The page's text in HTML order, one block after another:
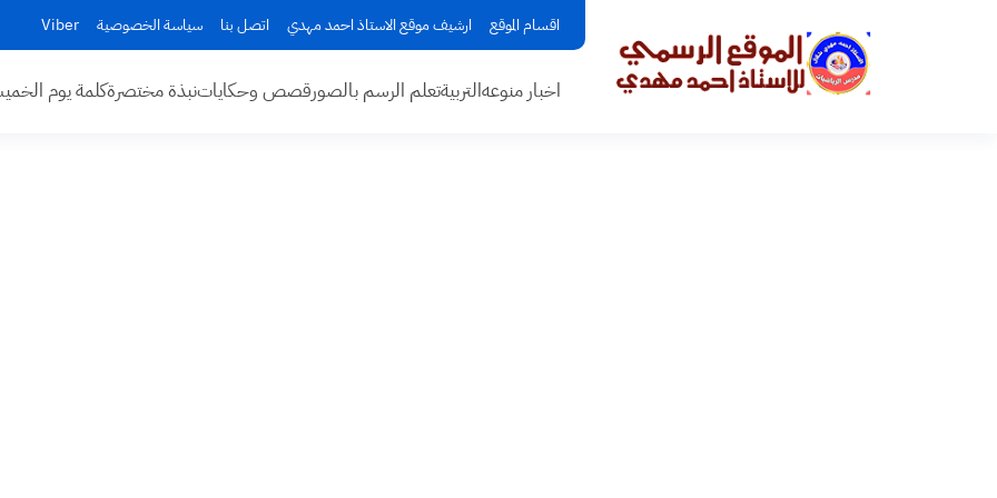
اقسام الموقع ارشيف موقع الاستاذ احمد مهدي اتصل بنا سياسة الخصوصية Viber
اخبار منوعهالتربيةتعلم الرسم بالصورقصص وحكاياتنبذة مختصرةكلمة يوم